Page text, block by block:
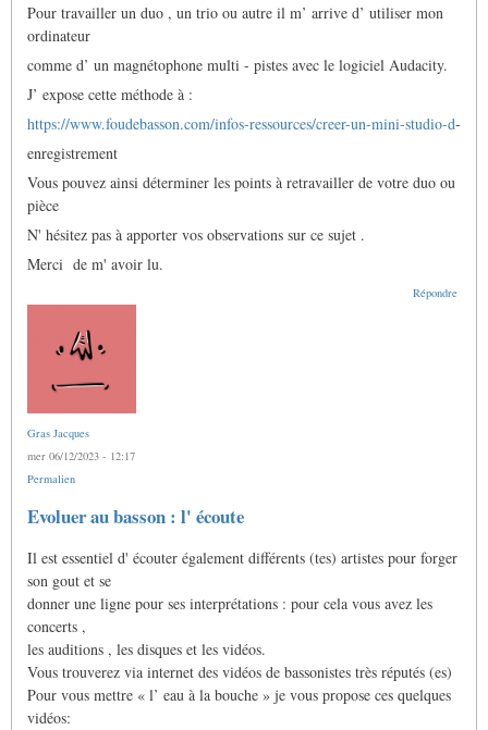
Pour travailler un duo , un trio ou autre il m’ arrive d’ utiliser mon
ordinateur
comme d’ un magnétophone multi - pistes avec le logiciel Audacity.
J’ expose cette méthode à :
https://www.foudebasson.com/infos-ressources/creer-un-mini-studio-d-
enregistrement
Vous pouvez ainsi déterminer les points à retravailler de votre duo ou
pièce
N' hésitez pas à apporter vos observations sur ce sujet .
Merci de m' avoir lu.
Répondre
Gras Jacques
mer 06/12/2023 - 12:17
Permalien
Evoluer au basson : l' écoute
Il est essentiel d' écouter également différents (tes) artistes pour forger
son gout et se
donner une ligne pour ses interprétations : pour cela vous avez les
concerts ,
les auditions , les disques et les vidéos.
Vous trouverez via internet des vidéos de bassonistes très réputés (es)
Pour vous mettre « l’ eau à la bouche » je vous propose ces quelques
vidéos: